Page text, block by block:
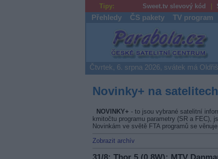
Tipy: Sweet.tv slevový kód
Přehledy ČS pakety TV program
Parabola.cz
Čtvrtek, 6. srpna 2026, svátek má
Novinky+ na satelitech
NOVINKY+ - to jsou vybrané satelitní
kmitočtu programu parametry (SR a FEC),
Novinkám ve světě FTA programů se
Zobrazit archív
31/8: Thor 5 (0,8W): MTV